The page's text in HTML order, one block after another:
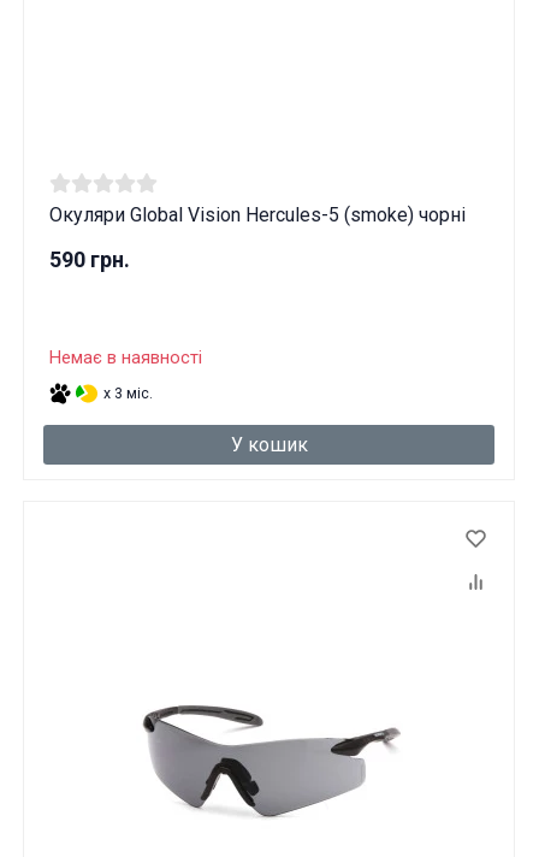
Окуляри Global Vision Hercules-5 (smoke) чорні
590 грн.
Немає в наявності
x 3 міс.
У кошик